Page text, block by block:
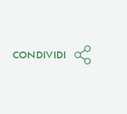
CONDIVIDI